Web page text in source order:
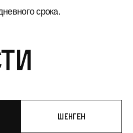
срока.
Шенген